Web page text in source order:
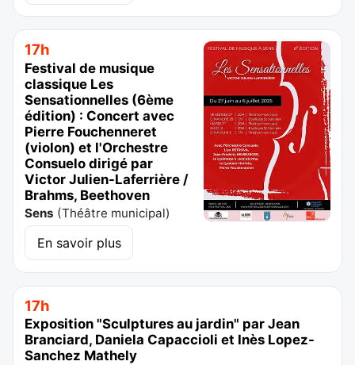
17h
Festival de musique
classique Les
Sensationnelles (6ème
édition) : Concert avec
Pierre Fouchenneret
(violon) et l'Orchestre
Consuelo dirigé par
Victor Julien-Laferrière /
Brahms, Beethoven
Sens (Théâtre municipal)
En savoir plus
17h
Exposition "Sculptures au jardin" par Jean
Branciard, Daniela Capaccioli et Inès Lopez-
Sanchez Mathely